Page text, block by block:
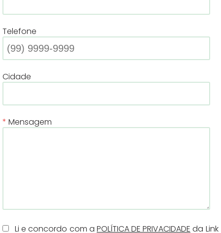
Telefone
Cidade
Mensagem
Li e concordo com a POLÍTICA DE PRIVACIDADE